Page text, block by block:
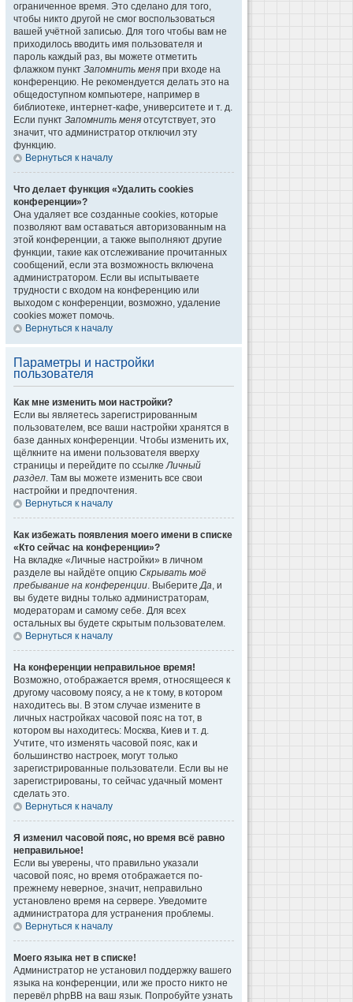
ограниченное время. Это сделано для того,
чтобы никто другой не смог воспользоваться
вашей учётной записью. Для того чтобы вам не
приходилось вводить имя пользователя и
пароль каждый раз, вы можете отметить
флажком пункт Запомнить меня при входе на
конференцию. Не рекомендуется делать это на
общедоступном компьютере, например в
библиотеке, интернет-кафе, университете и т. д.
Если пункт Запомнить меня отсутствует, это
значит, что администратор отключил эту
функцию.
Вернуться к началу
Что делает функция «Удалить cookies
конференции»?
Она удаляет все созданные cookies, которые
позволяют вам оставаться авторизованным на
этой конференции, а также выполняют другие
функции, такие как отслеживание прочитанных
сообщений, если эта возможность включена
администратором. Если вы испытываете
трудности с входом на конференцию или
выходом с конференции, возможно, удаление
cookies может помочь.
Вернуться к началу
Параметры и настройки
пользователя
Как мне изменить мои настройки?
Если вы являетесь зарегистрированным
пользователем, все ваши настройки хранятся в
базе данных конференции. Чтобы изменить их,
щёлкните на имени пользователя вверху
страницы и перейдите по ссылкеЛичный
раздел. Там вы можете изменить все свои
настройки и предпочтения.
Вернуться к началу
Как избежать появления моего имени в списке
«Кто сейчас на конференции»?
На вкладке «Личные настройки» в личном
разделе вы найдёте опцию Скрывать моё
пребывание на конференции. ВыберитеДа, и
вы будете видны только администраторам,
модераторам и самому себе. Для всех
остальных вы будете скрытым пользователем.
Вернуться к началу
На конференции неправильное время!
Возможно, отображается время, относящееся к
другому часовому поясу, а не к тому, в котором
находитесь вы. В этом случае измените в
личных настройках часовой пояс на тот, в
котором вы находитесь: Москва, Киев и т. д.
Учтите, что изменять часовой пояс, как и
большинство настроек, могут только
зарегистрированные пользователи. Если вы не
зарегистрированы, то сейчас удачный момент
сделать это.
Вернуться к началу
Я изменил часовой пояс, но время всё равно
неправильное!
Если вы уверены, что правильно указали
часовой пояс, но время отображается по-
прежнему неверное, значит, неправильно
установлено время на сервере. Уведомите
администратора для устранения проблемы.
Вернуться к началу
Моего языка нет в списке!
Администратор не установил поддержку вашего
языка на конференции, или же просто никто не
перевёл phpBB на ваш язык. Попробуйте узнать